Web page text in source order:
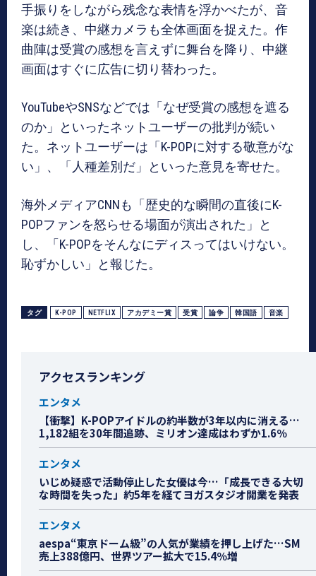
手振りをしながら残念な表情を浮かべたが、音
楽は続き、中継カメラも全体画面を捉えた。作
曲陣は受賞の感想を言えずに舞台を降り、中継
画面はすぐに広告に切り替わった。
YouTubeやSNSなどでは「なぜ受賞の感想を遮る
のか」といったネットユーザーの批判が続い
た。ネットユーザーは「K-POPに対する敬意がな
い」、「人種差別だ」といった意見を寄せた。
海外メディアCNNも「歴史的な瞬間の直後にK-
POPファンを怒らせる場面が演出された」と
し、「K-POPをそんなにディスってはいけない。
恥ずかしい」と報じた。
タグ K-POP NETFLIX アカデミー賞 受賞 論争 韓国語 音楽
アクセスランキング
エンタメ
【衝撃】K-POPアイドルの約半数が3年以内に消える…
1,182組を30年間追跡、ミリオン達成はわずか1.6％
エンタメ
いじめ疑惑で活動停止した女優は今…「成長できる大切
な時間を失った」約5年を経てヨガスタジオ開業を発表
エンタメ
aespa“東京ドーム級”の人気が業績を押し上げた…SM
売上388億円、世界ツアー拡大で15.4％増